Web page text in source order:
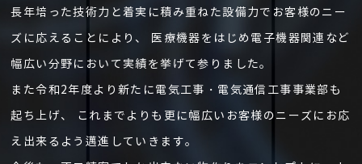
長年培った技術力と着実に積み重ねた設備力でお客様のニー
ズに応えることにより、
医療機器をはじめ電子機器関連など
幅広い分野において実績を挙げて参りました。
また令和2年度より新たに電気工事・電気通信工事事業部も
起ち上げ、
これまでよりも更に幅広いお客様のニーズにお応
え出来るよう邁進していきます。